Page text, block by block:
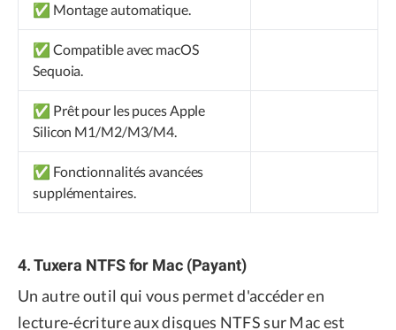
✅ Montage automatique.
✅ Compatible avec macOS
Sequoia.
✅ Prêt pour les puces Apple
Silicon M1/M2/M3/M4.
✅ Fonctionnalités avancées
supplémentaires.
4. Tuxera NTFS for Mac (Payant)
Un autre outil qui vous permet d'accéder en
lecture-écriture aux disques NTFS sur Mac est